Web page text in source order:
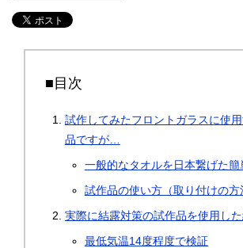
■目次
試作してみたフロントガラスに使
品ですが…
一般的なタオルを日本繋げた簡
試作品の使い方（取り付けの方
実際に結露対策の試作品を使用し
最低気温14度程度で検証